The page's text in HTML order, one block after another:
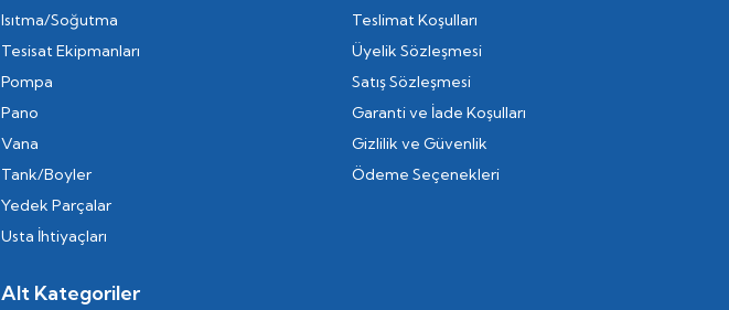
Isıtma/Soğutma
Tesisat Ekipmanları
Pompa
Pano
Vana
Tank/Boyler
Yedek Parçalar
Usta İhtiyaçları
Teslimat Koşulları
Üyelik Sözleşmesi
Satış Sözleşmesi
Garanti ve İade Koşulları
Gizlilik ve Güvenlik
Ödeme Seçenekleri
Alt Kategoriler